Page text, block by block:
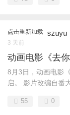
点击重新加载 szuyu
3 天前
动画电影《去
8月3日，动画电影
启。 影片改编自番
55 0